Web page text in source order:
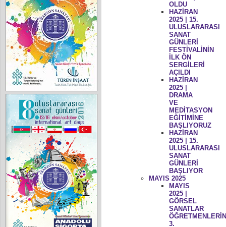
OLDU
HAZİRAN
2025 | 15.
ULUSLARARASI
SANAT
GÜNLERİ
FESTİVALİNİN
İLK ÖN
SERGİLERİ
AÇILDI
HAZİRAN
2025 |
DRAMA
VE
MEDİTASYON
EĞİTİMİNE
BAŞLIYORUZ
HAZİRAN
2025 | 15.
ULUSLARARASI
SANAT
GÜNLERİ
BAŞLIYOR
MAYIS 2025
MAYIS
2025 |
GÖRSEL
SANATLAR
3.